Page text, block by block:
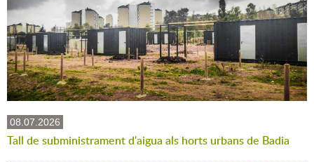
08.07.2026
Tall de subministrament d'aigua als horts urbans de Badia